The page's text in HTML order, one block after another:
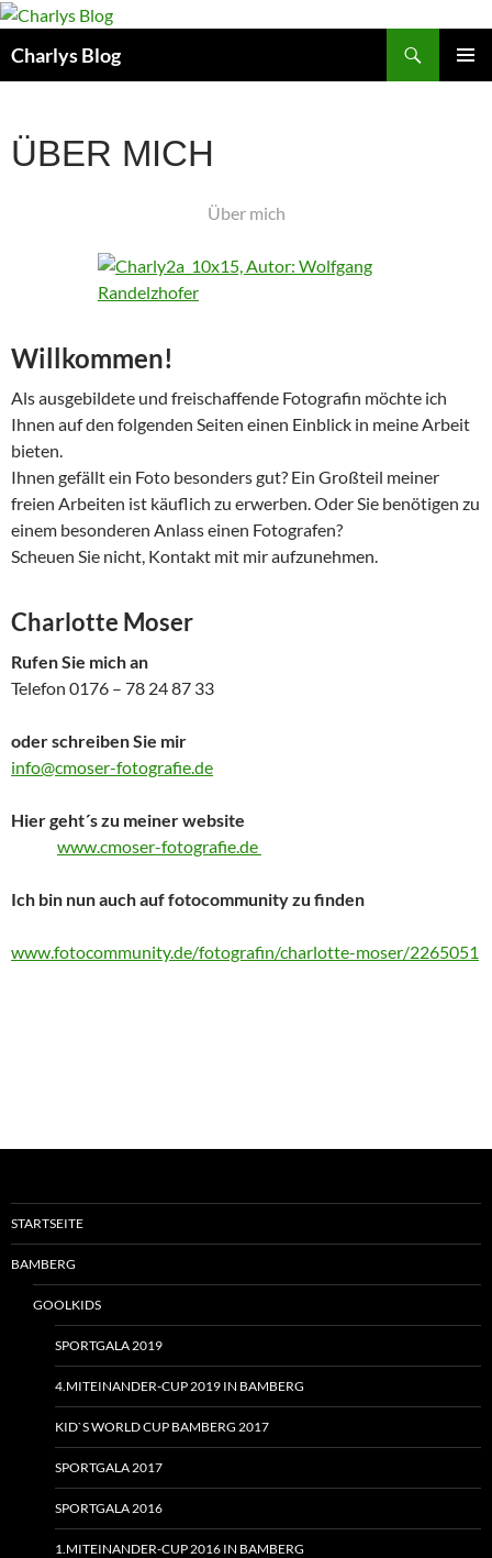
Zum
springen
Charlys Blog
ÜBER MICH
Über mich
Willkommen!
Als ausgebildete und freischaffende Fotografin möchte ich
Ihnen auf den folgenden Seiten einen Einblick in meine Arbeit
bieten.
Ihnen gefällt ein Foto besonders gut? Ein Großteil meiner
freien Arbeiten ist käuflich zu erwerben. Oder Sie benötigen zu
einem besonderen Anlass einen Fotografen?
Scheuen Sie nicht, Kontakt mit mir aufzunehmen.
Charlotte Moser
Rufen Sie mich an
Telefon 0176 – 78 24 87 33
oder schreiben Sie mir
info@cmoser-fotografie.de
Hier geht´s zu meiner website
www.cmoser-fotografie.de
Ich bin nun auch auf fotocommunity zu finden
www.fotocommunity.de/fotografin/charlotte-moser/2265051
STARTSEITE
BAMBERG
GOOLKIDS
SPORTGALA 2019
4.MITEINANDER-CUP 2019 IN BAMBERG
KID`S WORLD CUP BAMBERG 2017
SPORTGALA 2017
SPORTGALA 2016
1.MITEINANDER-CUP 2016 IN BAMBERG